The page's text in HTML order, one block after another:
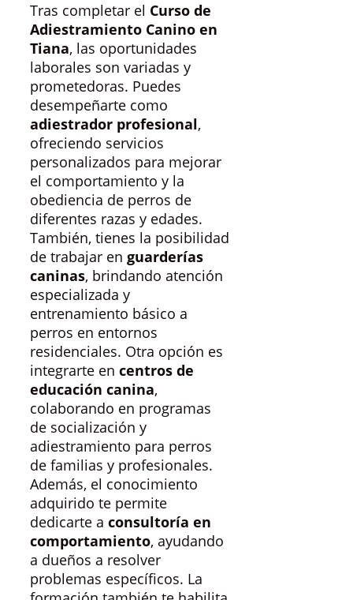
Tras completar el Curso de
Adiestramiento Canino en
Tiana, las oportunidades
laborales son variadas y
prometedoras. Puedes
desempeñarte como
adiestrador profesional,
ofreciendo servicios
personalizados para mejorar
el comportamiento y la
obediencia de perros de
diferentes razas y edades.
También, tienes la posibilidad
de trabajar en guarderías
caninas, brindando atención
especializada y
entrenamiento básico a
perros en entornos
residenciales. Otra opción es
integrarte en centros de
educación canina,
colaborando en programas
de socialización y
adiestramiento para perros
de familias y profesionales.
Además, el conocimiento
adquirido te permite
dedicarte a consultoría en
comportamiento, ayudando
a dueños a resolver
problemas específicos. La